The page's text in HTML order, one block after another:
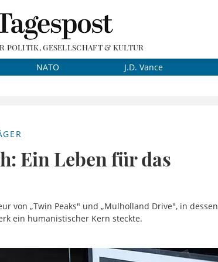
POLITIK, GESELLSCHAFT & KULTUR
NATO J.D. Vance
Ein Leben für das
von „Twin Peaks" und „Mulholland Drive", in dessen
ein humanistischer Kern steckte.